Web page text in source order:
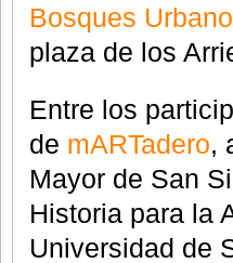
Bosques
plaza de los
Entre los
de mARTadero,
Mayor de San
Historia para la
Universidad de